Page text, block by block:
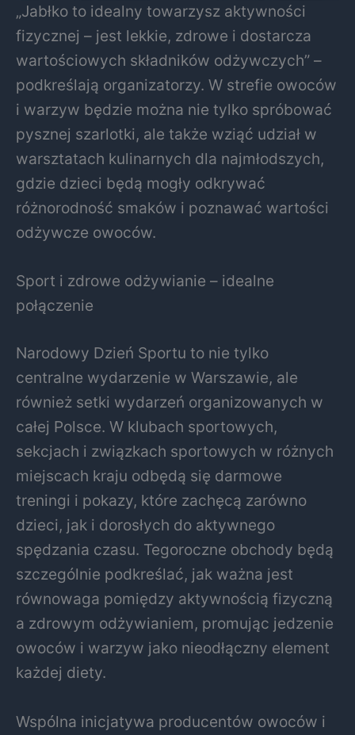
„Jabłko to idealny towarzysz aktywności
fizycznej – jest lekkie, zdrowe i dostarcza
wartościowych składników odżywczych” –
podkreślają organizatorzy. W strefie owoców
i warzyw będzie można nie tylko spróbować
pysznej szarlotki, ale także wziąć udział w
warsztatach kulinarnych dla najmłodszych,
gdzie dzieci będą mogły odkrywać
różnorodność smaków i poznawać wartości
odżywcze owoców.
Sport i zdrowe odżywianie – idealne
połączenie
Narodowy Dzień Sportu to nie tylko
centralne wydarzenie w Warszawie, ale
również setki wydarzeń organizowanych w
całej Polsce. W klubach sportowych,
sekcjach i związkach sportowych w różnych
miejscach kraju odbędą się darmowe
treningi i pokazy, które zachęcą zarówno
dzieci, jak i dorosłych do aktywnego
spędzania czasu. Tegoroczne obchody będą
szczególnie podkreślać, jak ważna jest
równowaga pomiędzy aktywnością fizyczną
a zdrowym odżywianiem, promując jedzenie
owoców i warzyw jako nieodłączny element
każdej diety.
Wspólna inicjatywa producentów owoców i